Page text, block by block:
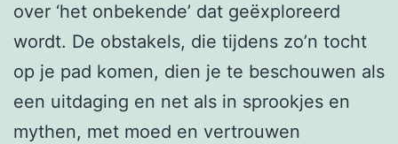
over ‘het onbekende’ dat geëxploreerd
wordt. De obstakels, die tijdens zo’n tocht
op je pad komen, dien je te beschouwen als
een uitdaging en net als in sprookjes en
mythen, met moed en vertrouwen